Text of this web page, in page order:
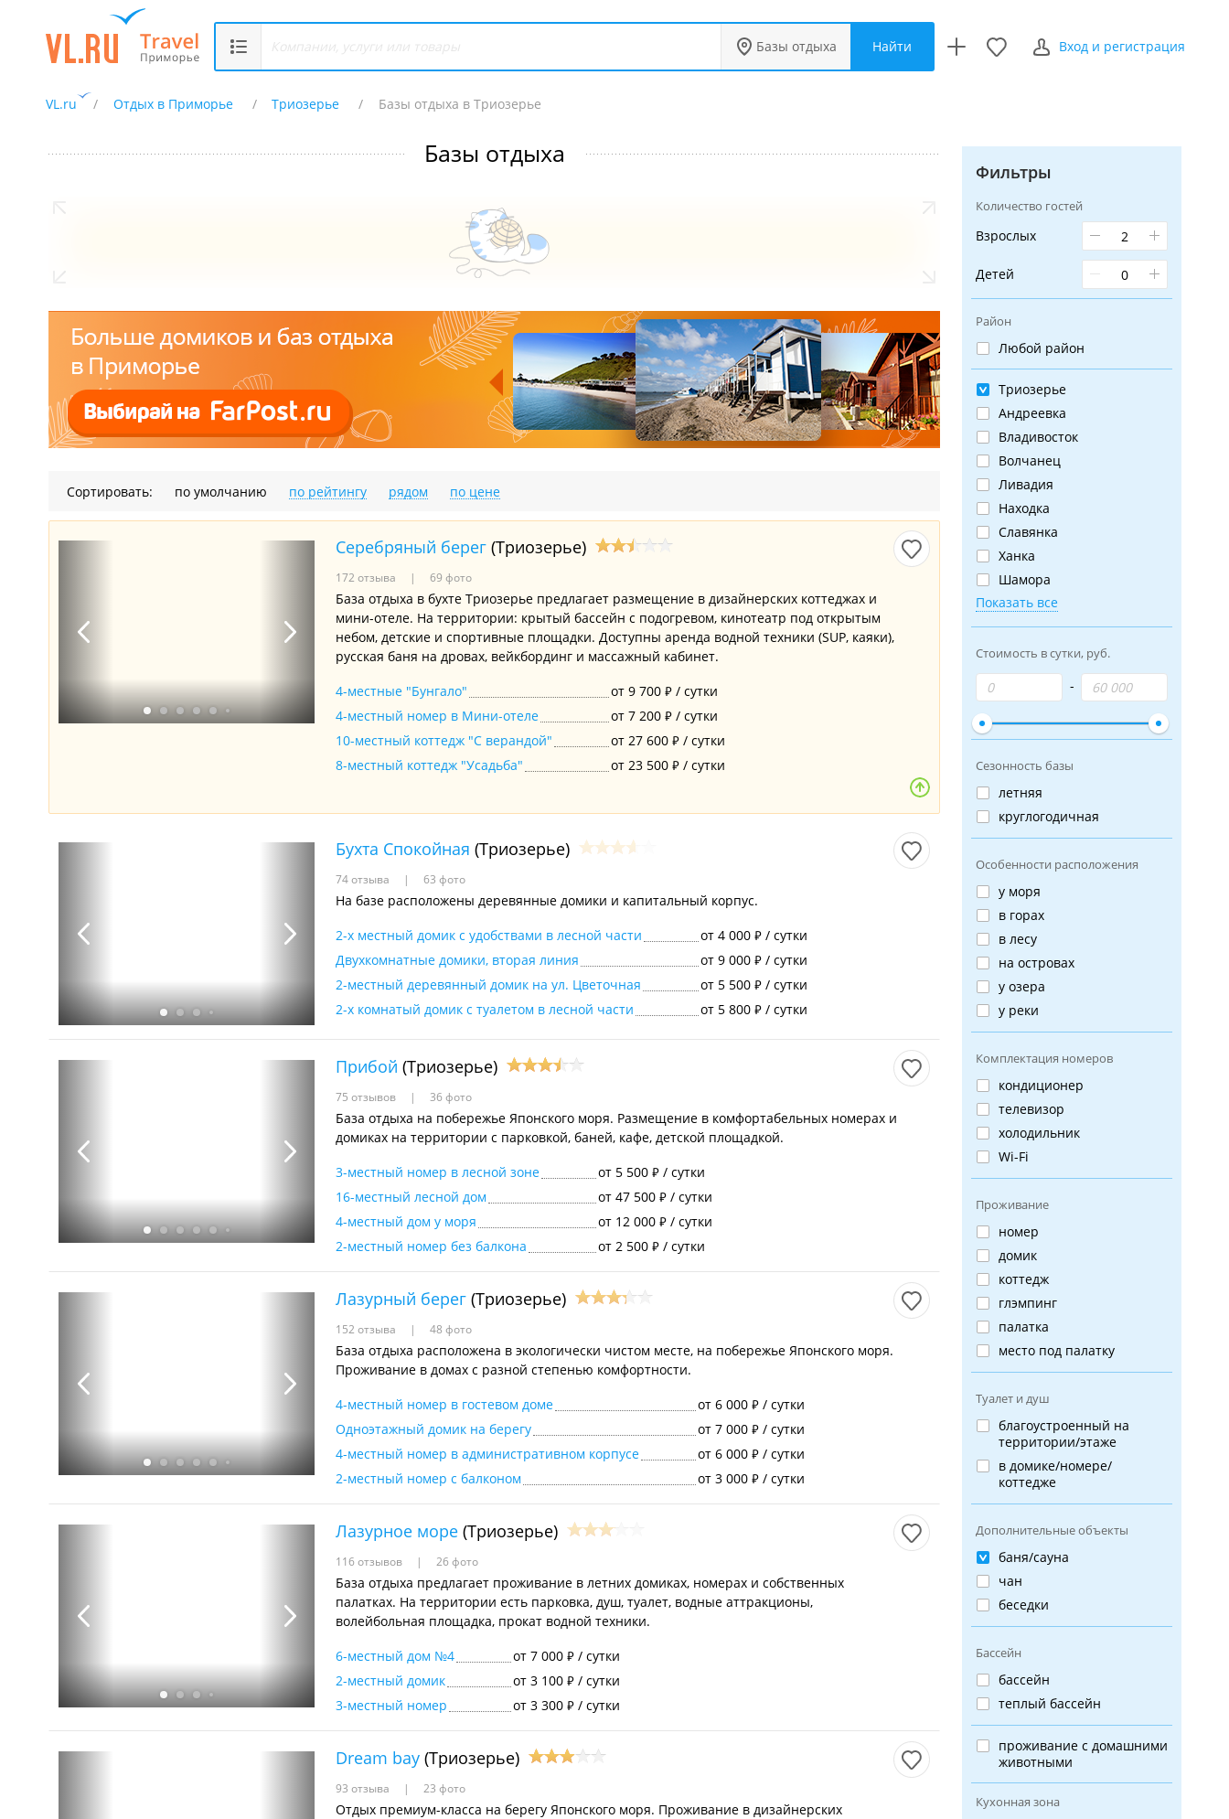
Базы отдыха Найти Вход и регистрация
VL.ru Отдых в Приморье Триозерье Базы отдыха в Триозерье
Базы отдыха
Сортировать: по умолчанию по рейтингу рядом по цене
Серебряный берег (Триозерье)
172 отзыва 69 фото
База отдыха в бухте Триозерье предлагает размещение в дизайнерских коттеджах и
мини-отеле. На территории: крытый бассейн с подогревом, кинотеатр под открытым
небом, детские и спортивные площадки. Доступны аренда водной техники (SUP, каяки),
русская баня на дровах, вейкбординг и массажный кабинет.
4-местные "Бунгало"
4-местный номер в Мини-отеле
10-местный коттедж "С верандой"
8-местный коттедж "Усадьба"
от 9 700 ₽ / сутки
от 7 200 ₽ / сутки
от 27 600 ₽ / сутки
от 23 500 ₽ / сутки
Бухта Спокойная (Триозерье)
74 отзыва 63 фото
На базе расположены деревянные домики и капитальный корпус.
2-х местный домик с удобствами в лесной части
Двухкомнатные домики, вторая линия
2-местный деревянный домик на ул. Цветочная
2-х комнатый домик с туалетом в лесной части
от 4 000 ₽ / сутки
от 9 000 ₽ / сутки
от 5 500 ₽ / сутки
от 5 800 ₽ / сутки
Прибой (Триозерье)
75 отзывов 36 фото
База отдыха на побережье Японского моря. Размещение в комфортабельных номерах и
домиках на территории с парковкой, баней, кафе, детской площадкой.
3-местный номер в лесной зоне
16-местный лесной дом
4-местный дом у моря
2-местный номер без балкона
от 5 500 ₽ / сутки
от 47 500 ₽ / сутки
от 12 000 ₽ / сутки
от 2 500 ₽ / сутки
Лазурный берег (Триозерье)
152 отзыва 48 фото
База отдыха расположена в экологически чистом месте, на побережье Японского моря.
Проживание в домах с разной степенью комфортности.
4-местный номер в гостевом доме
Одноэтажный домик на берегу
4-местный номер в административном корпусе
2-местный номер с балконом
от 6 000 ₽ / сутки
от 7 000 ₽ / сутки
от 6 000 ₽ / сутки
от 3 000 ₽ / сутки
Лазурное море (Триозерье)
116 отзывов 26 фото
База отдыха предлагает проживание в летних домиках, номерах и собственных
палатках. На территории есть парковка, душ, туалет, водные аттракционы,
волейбольная площадка, прокат водной техники.
6-местный дом №4
2-местный домик
3-местный номер
от 7 000 ₽ / сутки
от 3 100 ₽ / сутки
от 3 300 ₽ / сутки
Dream bay (Триозерье)
93 отзыва 23 фото
Отдых премиум-класса на берегу Японского моря. Проживание в дизайнерских
Фильтры
Количество гостей
Взрослых
Детей
Район
Любой район
Триозерье
Андреевка
Владивосток
Волчанец
Ливадия
Находка
Славянка
Ханка
Шамора
Показать все
Стоимость в сутки, руб.
Сезонность базы
летняя
круглогодичная
Особенности расположения
у моря
в горах
в лесу
на островах
у озера
у реки
Комплектация номеров
кондиционер
телевизор
холодильник
Wi-Fi
Проживание
номер
домик
коттедж
глэмпинг
палатка
место под палатку
Туалет и душ
благоустроенный на
территории/этаже
в домике/номере/
коттедже
Дополнительные объекты
баня/сауна
чан
беседки
Бассейн
бассейн
теплый бассейн
проживание с домашними
животными
Кухонная зона